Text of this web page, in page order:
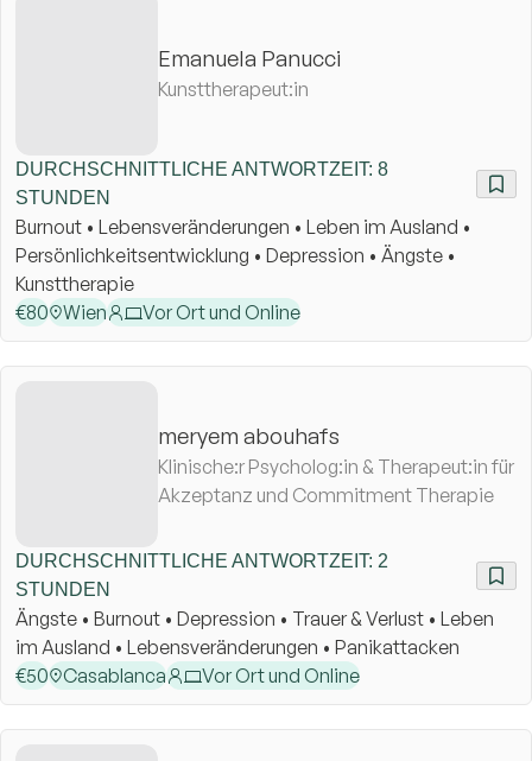
Emanuela Panucci
Kunsttherapeut:in
DURCHSCHNITTLICHE ANTWORTZEIT: 8
STUNDEN
Burnout • Lebensveränderungen • Leben im Ausland •
Persönlichkeitsentwicklung • Depression • Ängste •
Kunsttherapie
€80 Wien Vor Ort und Online
meryem abouhafs
Klinische:r Psycholog:in & Therapeut:in für
Akzeptanz und Commitment Therapie
DURCHSCHNITTLICHE ANTWORTZEIT: 2
STUNDEN
Ängste • Burnout • Depression • Trauer & Verlust • Leben
im Ausland • Lebensveränderungen • Panikattacken
€50 Casablanca Vor Ort und Online